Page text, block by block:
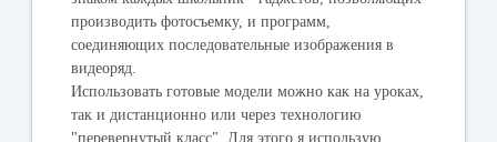
производить фотосъемку, и программ,
соединяющих последовательные изображения в
видеоряд.
Использовать готовые модели можно как на уроках,
так и дистанционно или через технологию
"перевернутый класс". Для этого я использую